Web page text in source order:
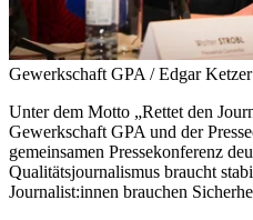
Gewerkschaft GPA / Edgar Ketzer
Unter dem Motto „Rettet den
Gewerkschaft GPA und der
gemeinsamen Pressekonferenz
Qualitätsjournalismus braucht
Journalist:innen brauchen